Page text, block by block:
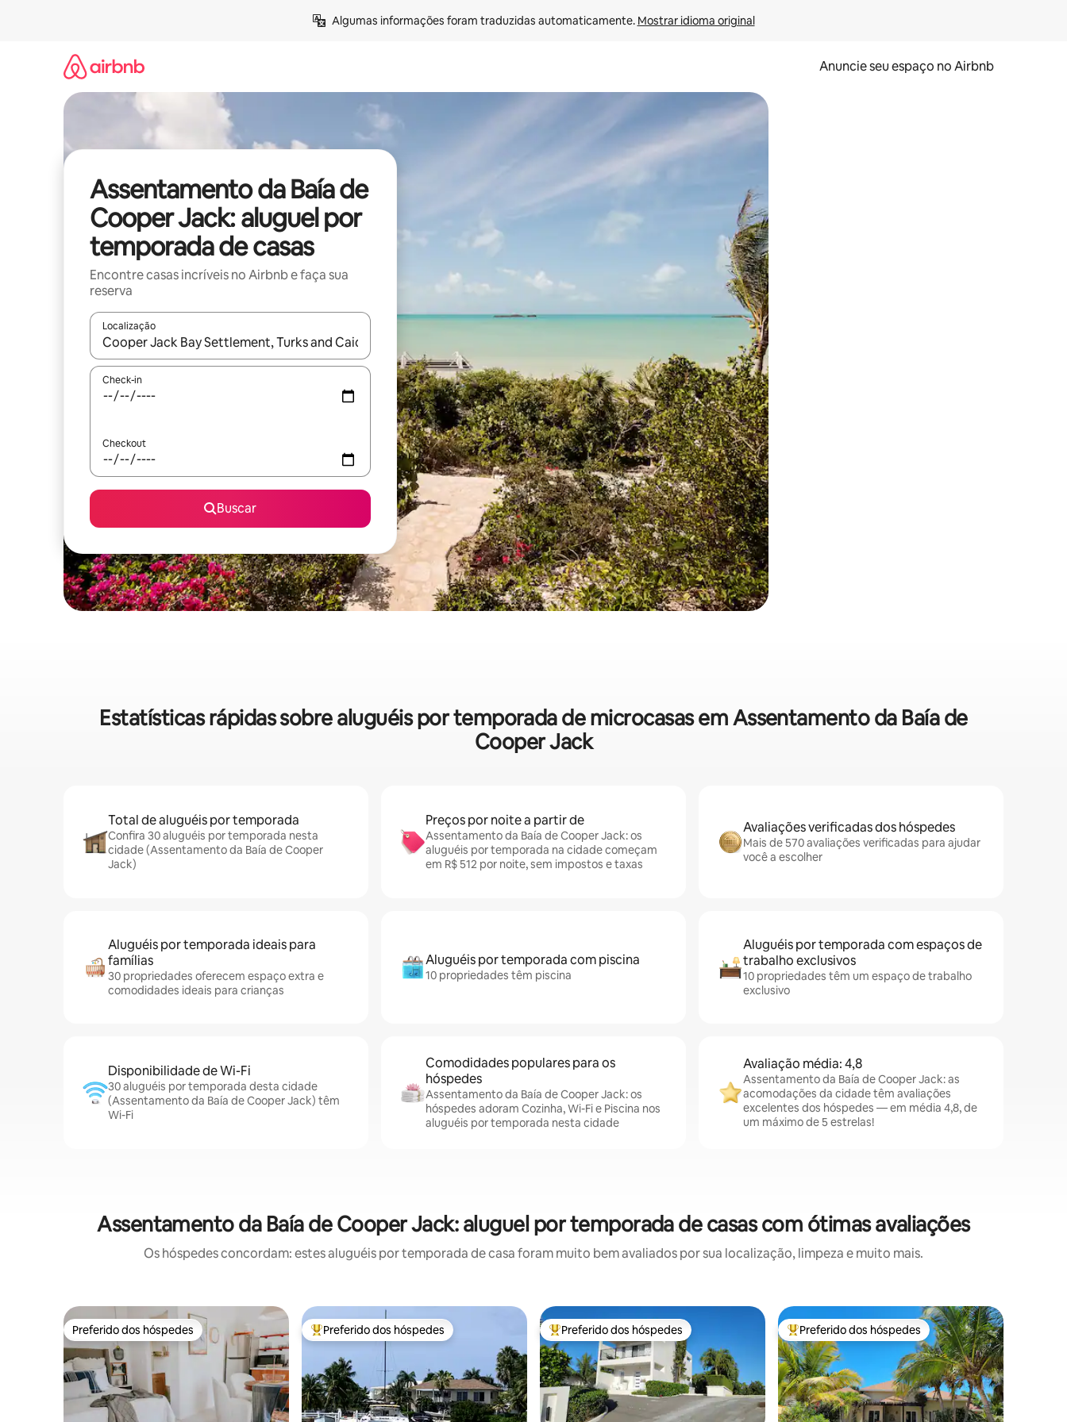
Algumas informações foram traduzidas automaticamente. Mostrar idioma original
Anuncie seu espaço no Airbnb
Assentamento da Baía de
Cooper Jack: aluguel por
temporada de casas
Encontre casas incríveis no Airbnb e faça sua
reserva
Localização
Quando os resultados estiverem disponíveis, explore-os usando as seta para cima e para baixo do teclado ou tocando e deslizando o dedo na tela.
Check-in
Checkout
Buscar
Estatísticas rápidas sobre aluguéis por temporada de microcasas em Assentamento da Baía de
Cooper Jack
Total de aluguéis por temporada
Confira 30 aluguéis por temporada nesta
cidade (Assentamento da Baía de Cooper
Jack)
Preços por noite a partir de
Assentamento da Baía de Cooper Jack: os
aluguéis por temporada na cidade começam
em R$ 512 por noite, sem impostos e taxas
Avaliações verificadas dos hóspedes
Mais de 570 avaliações verificadas para ajudar
você a escolher
Aluguéis por temporada ideais para
famílias
30 propriedades oferecem espaço extra e
comodidades ideais para crianças
Aluguéis por temporada com piscina
10 propriedades têm piscina
Aluguéis por temporada com espaços de
trabalho exclusivos
10 propriedades têm um espaço de trabalho
exclusivo
Disponibilidade de Wi-Fi
30 aluguéis por temporada desta cidade
(Assentamento da Baía de Cooper Jack) têm
Wi-Fi
Comodidades populares para os
hóspedes
Assentamento da Baía de Cooper Jack: os
hóspedes adoram Cozinha, Wi-Fi e Piscina nos
aluguéis por temporada nesta cidade
Avaliação média: 4,8
Assentamento da Baía de Cooper Jack: as
acomodações da cidade têm avaliações
excelentes dos hóspedes — em média 4,8, de
um máximo de 5 estrelas!
Assentamento da Baía de Cooper Jack: aluguel por temporada de casas com ótimas avaliações
Os hóspedes concordam: estes aluguéis por temporada de casa foram muito bem avaliados por sua localização, limpeza e muito mais.
Preferido dos hóspedes
Preferido dos hóspedes Entre os melhores preferidos dos hóspedes
Preferido dos hóspedes Entre os melhores preferidos dos hóspedes
Preferido dos hóspedes Entre os melhores preferidos dos hóspedes
Preferido dos hóspedes